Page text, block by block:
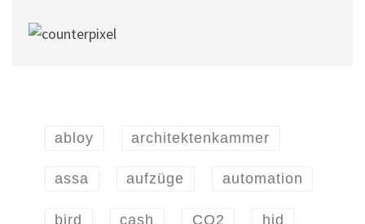
abloy architektenkammer
assa aufzüge automation
bird cash CO2 hid